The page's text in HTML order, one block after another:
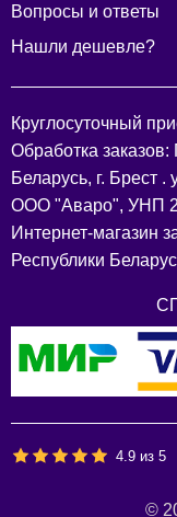
Вопросы и ответы
Нашли дешевле?
Круглосуточный
Обработка
Беларусь, г. Брест
ООО "Аваро", УНП
Интернет-магазин
Республики
4.9 из5
©